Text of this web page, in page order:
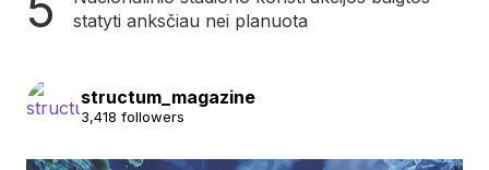
statyti anksčiau nei planuota
structum_magazine
3,418 followers